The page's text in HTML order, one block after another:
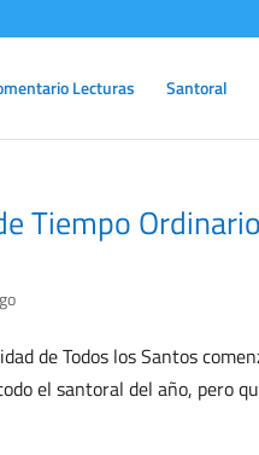
Lecturas Santoral
Tiempo
de Todos los Santos
el santoral del año, pero